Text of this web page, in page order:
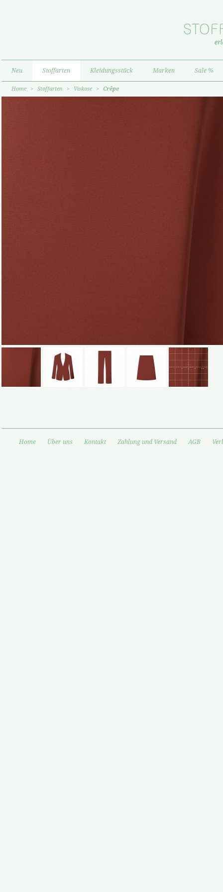
Neu Stoffarten Kleidungsstück Marken Sale %
Home > Stoffarten > Viskose > Crêpe
Home Über uns Kontakt Zahlung und Versand AGB